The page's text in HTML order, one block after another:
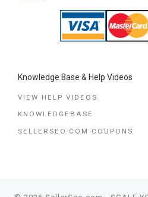
Knowledge Base & Help Videos
VIEW HELP VIDEOS
KNOWLEDGEBASE
SELLERSEO.COM COUPONS